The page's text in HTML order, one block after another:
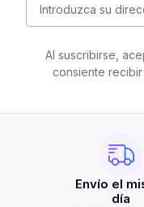
Al suscribirse,
consiente
Envío el
día